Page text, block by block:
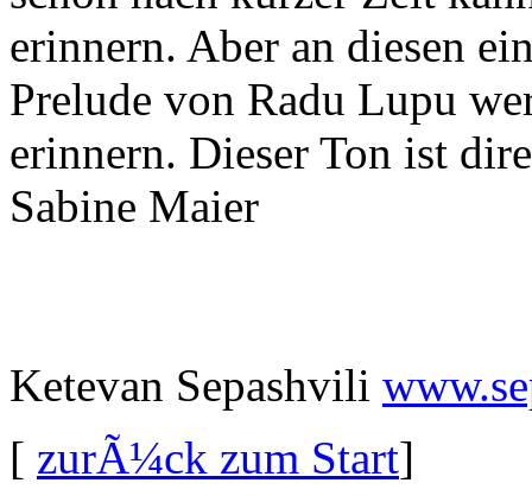
erinnern. Aber an diesen
Prelude von Radu Lupu
erinnern. Dieser Ton ist
Sabine Maier
Ketevan Sepashvili
[ zurÃ¼ck zum Start]